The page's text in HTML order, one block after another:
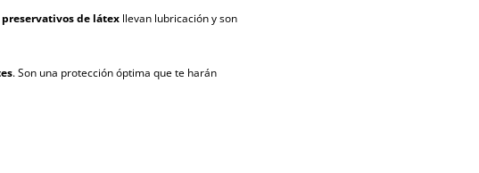
preservativos de látex llevan lubricación y son
. Son una protección óptima que te harán